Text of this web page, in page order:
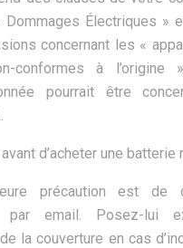
Dommages Électriques »
concernant les «
conformes à l’origine
pourrait être
d’acheter une batterie
précaution est de
par email. Posez-lui
la couverture en cas